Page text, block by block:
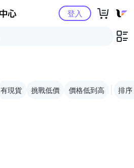
Yahoo購物中心登入
有現貨 挑戰低價 價格低到高 排序